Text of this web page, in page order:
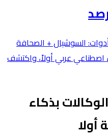
بين حزمة أدواتك الحالية (٣–٤ أدوات: السوشيال + الصحافة
اصطناعي عربي أولاً، واكتشف
بذكاء
أولا